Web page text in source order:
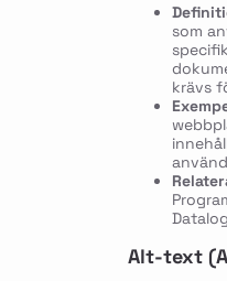
som
krävs
Alt-text